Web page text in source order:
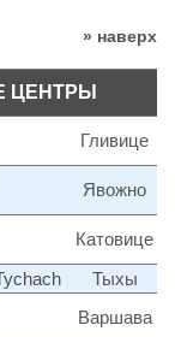
» наверх
ЦЕНТРЫ
Гливице
Явожно
Катовице
Тыхы
Варшава